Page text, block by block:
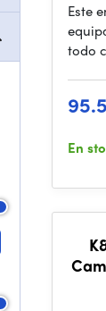
Este
todo
En